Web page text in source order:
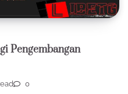
Pengembangan
0